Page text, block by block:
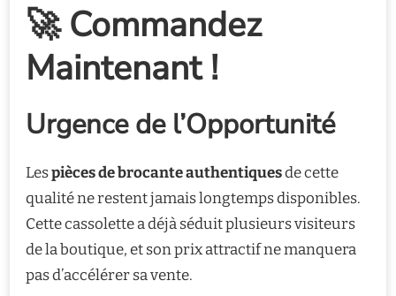
🚀 Commandez
Maintenant !
Urgence de l’Opportunité
Lespièces de brocante authentiquesde cette
qualité ne restent jamais longtemps disponibles.
Cette cassolette a déjà séduit plusieurs visiteurs
de la boutique, et son prix attractif ne manquera
pas d’accélérer sa vente.